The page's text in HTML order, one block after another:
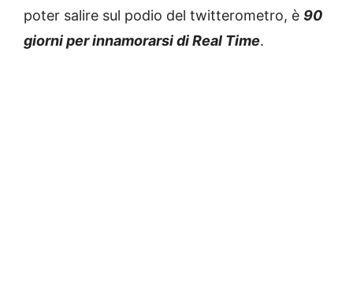
poter salire sul podio del twitterometro, è 90
giorni per innamorarsi di Real Time.